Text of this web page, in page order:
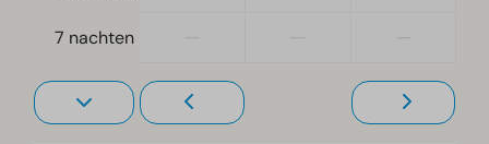
7 nachten